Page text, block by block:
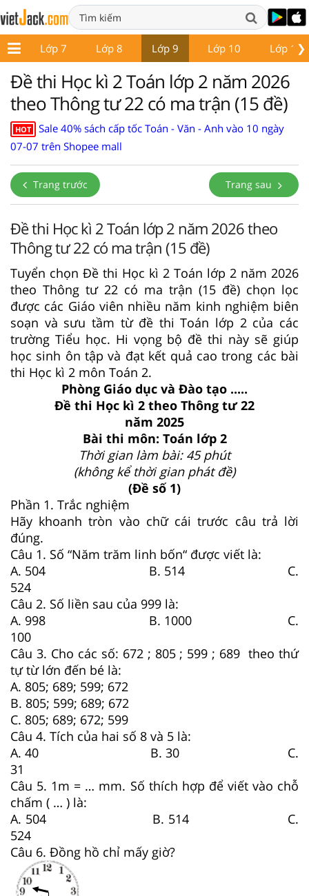
❯
6 Lớp 7 Lớp 8 Lớp 9 Lớp 10 Lớp 11
Đề thi Học kì 2 Toán lớp 2 năm 2026
theo Thông tư 22 có ma trận (15 đề)
HOT
Sale 40% sách cấp tốc Toán - Văn - Anh vào 10 ngày
07-07 trên Shopee mall
Trang trước Trang sau
Đề thi Học kì 2 Toán lớp 2 năm 2026 theo
Thông tư 22 có ma trận (15 đề)
Tuyển chọn Đề thi Học kì 2 Toán lớp 2 năm 2026
theo Thông tư 22 có ma trận (15 đề) chọn lọc
được các Giáo viên nhiều năm kinh nghiệm biên
soạn và sưu tầm từ đề thi Toán lớp 2 của các
trường Tiểu học. Hi vọng bộ đề thi này sẽ giúp
học sinh ôn tập và đạt kết quả cao trong các bài
thi Học kì 2 môn Toán 2.
Phòng Giáo dục và Đào tạo .....
Đề thi Học kì 2 theo Thông tư 22
năm 2025
Bài thi môn: Toán lớp 2
Thời gian làm bài: 45 phút
(không kể thời gian phát đề)
(Đề số 1)
Phần 1. Trắc nghiệm
Hãy khoanh tròn vào chữ cái trước câu trả lời
đúng.
Câu 1. Số “Năm trăm linh bốn“ được viết là:
A. 504 B. 514 C.
524
Câu 2. Số liền sau của 999 là:
A. 998 B. 1000 C.
100
Câu 3. Cho các số: 672 ; 805 ; 599 ; 689 theo thứ
tự từ lớn đến bé là:
A. 805; 689; 599; 672
B. 805; 599; 689; 672
C. 805; 689; 672; 599
Câu 4. Tích của hai số 8 và 5 là:
A. 40 B. 30 C.
31
Câu 5. 1m = … mm. Số thích hợp để viết vào chỗ
chấm ( … ) là:
A. 504 B. 514 C.
524
Câu 6. Đồng hồ chỉ mấy giờ?